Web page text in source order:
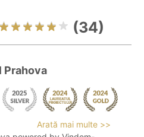
(34)
Prahova
Arată mai multe >>